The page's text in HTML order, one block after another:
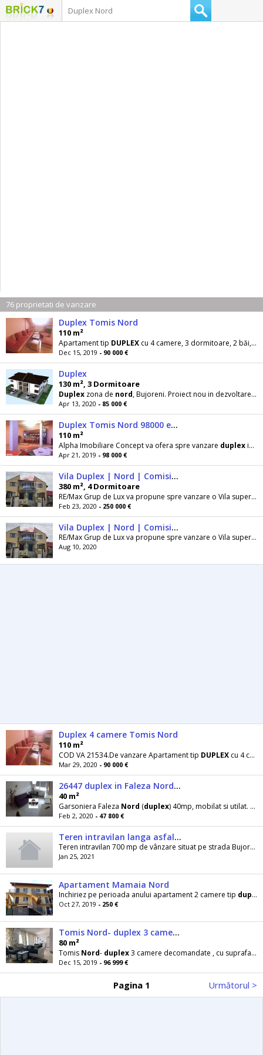
76 proprietati de vanzare
Duplex Tomis Nord
110 m²
Apartament tip DUPLEX cu 4 camere, 3 dormitoare, 2 băi, scară interioară. Comportă modificări
Dec 15, 2019 - 90 000 €
Duplex
130 m², 3 Dormitoare
Duplex zona de nord, Bujoreni. Proiect nou in dezvoltare, termen de incepere a lucrarii in luna
Apr 13, 2020 - 85 000 €
Duplex Tomis Nord 98000 euro
110 m²
Alpha Imobiliare Concept va ofera spre vanzare duplexin zona Tomis
Apr 21, 2019 - 98 000 €
Vila Duplex | Nord | Comision 0% |
380 m², 4 Dormitoare
RE/Max Grup de Lux va propune spre vanzare o Vila superba tip
Feb 23, 2020 - 250 000 €
Vila Duplex | Nord | Comision 0% |
RE/Max Grup de Lux va propune spre vanzare o Vila superba tip
Aug 10, 2020
Duplex 4 camere Tomis Nord
110 m²
COD VA 21534.De vanzare Apartament tip DUPLEX cu 4 camere, 3 dormitoare, living,2 băi, scară
Mar 29, 2020 - 90 000 €
26447 duplex in Faleza Nord - 1 camera
40 m²
Garsoniera Faleza Nord (duplex) 40mp, mobilat si utilat. Pret 47 800 euro cod 26447 Anunturi
Feb 2, 2020 - 47 800 €
Teren intravilan langa asfalt si utilitati 700 mp
Teren intravilan 700 mp de vânzare situat pe strada Bujorului (Alea
Jan 25, 2021
Apartament Mamaia Nord
Inchiriez pe perioada anului apartament 2 camere tip duplex
Oct 27, 2019 - 250 €
Tomis Nord- duplex 3 camere decomandate
80 m²
Tomis Nord- duplex3 camere decomandate , cu suprafata de 80 mp, 2 bai, 2 balcoane, in bloc nou
Dec 15, 2019 - 96 999 €
Pagina 1 Următorul >